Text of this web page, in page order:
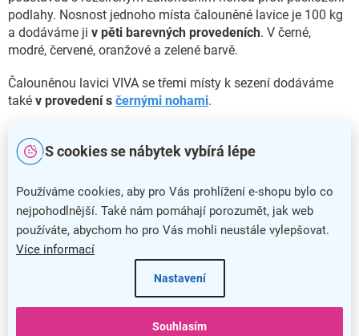
S cookies se nábytek vybírá lépe
Používáme cookies, aby pro Vás prohlížení e-shopu bylo co
nejpohodlnější. Také nám pomáhají porozumět, jak web
používáte, abychom ho pro Vás mohli neustále vylepšovat.
Více informací
Nastavení
Souhlasím
podlahy. Nosnost jednoho místa čalouněné lavice je 100 kg
a dodáváme ji v pěti barevných provedeních. V černé,
modré, červené, oranžové a zelené barvě.
Čalouněnou lavici VIVA se třemi místy k sezení dodáváme
také v provedení s černými nohami.
Hlavní přednosti čalouněné lavice VIVA
Čalouněná lavice VIVA nabízí široké spektrum využití
Stabilní konstrukce poskytuje tři místa k sezení
Pohodlí a příjemný vzhled zajistí čalounění látkou
Nosnost jednoho místa je 100 kg
Doplňkové parametry